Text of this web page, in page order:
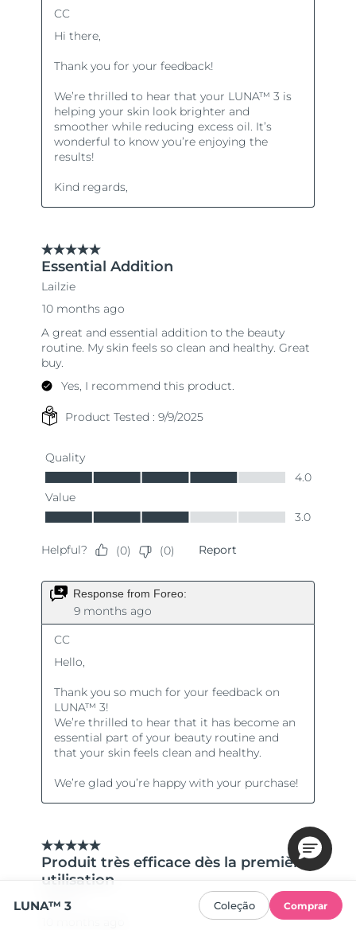
LUNA™ 3 Coleção Comprar